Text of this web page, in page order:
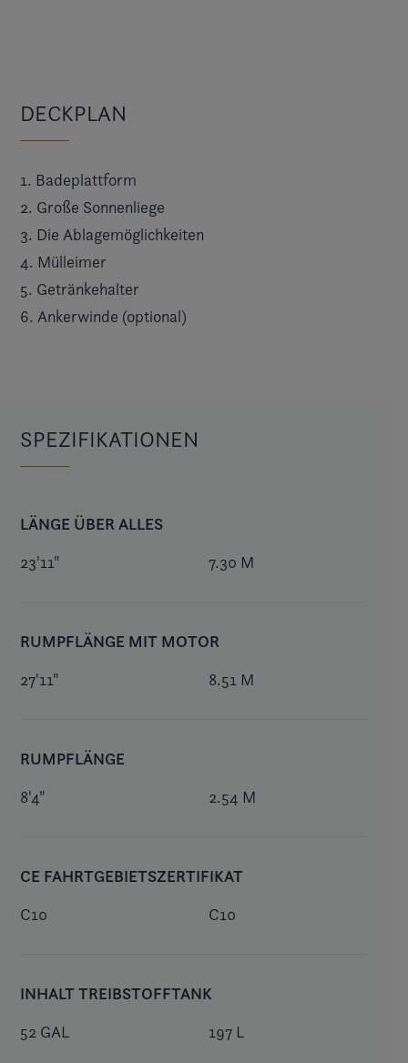
DECKPLAN
1. Badeplattform
2. Große Sonnenliege
3. Die Ablagemöglichkeiten
4. Mülleimer
5. Getränkehalter
6. Ankerwinde (optional)
SPEZIFIKATIONEN
LÄNGE ÜBER ALLES
23'11" 7.30 M
RUMPFLÄNGE MIT MOTOR
27'11" 8.51 M
RUMPFLÄNGE
8'4" 2.54 M
CE FAHRTGEBIETSZERTIFIKAT
C10 C10
INHALT TREIBSTOFFTANK
52 GAL 197 L